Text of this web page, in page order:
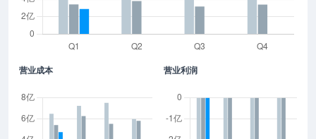
营业成本 营业利润